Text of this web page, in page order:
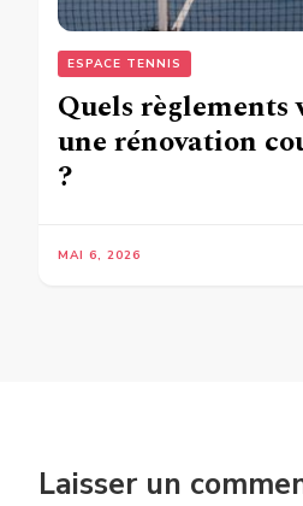
ESPACE TENNIS
Quels
une rénovation
?
MAI 6, 2026
Laisser un